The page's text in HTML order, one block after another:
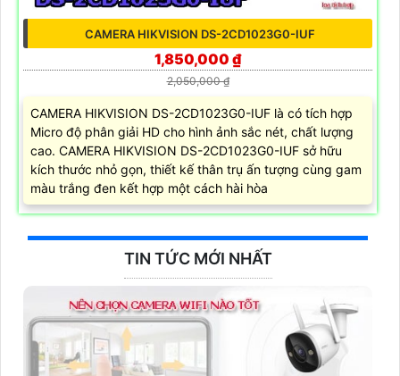
CAMERA HIKVISION DS-2CD1023G0-IUF
1,850,000 ₫
2,050,000 ₫
CAMERA HIKVISION DS-2CD1023G0-IUF là có tích hợp
Micro độ phân giải HD cho hình ảnh sắc nét, chất lượng
cao. CAMERA HIKVISION DS-2CD1023G0-IUF sở hữu
kích thước nhỏ gọn, thiết kế thân trụ ấn tượng cùng gam
màu trắng đen kết hợp một cách hài hòa
TIN TỨC MỚI NHẤT